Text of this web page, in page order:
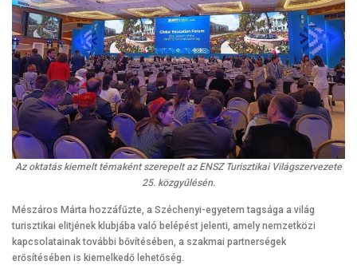
Az oktatás kiemelt témaként szerepelt az ENSZ Turisztikai Világszervezete
25. közgyűlésén.
Mészáros Márta hozzáfűzte, a Széchenyi-egyetem tagsága a világ
turisztikai elitjének klubjába való belépést jelenti, amely nemzetközi
kapcsolatainak további bővítésében, a szakmai partnerségek
erősítésében is kiemelkedő lehetőség.